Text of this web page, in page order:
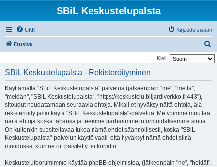
SBiL Keskustelupalsta
UKK Kirjaudu sisään
Etusivu
t
Kieli:
SBiL Keskustelupalsta - Rekisteröityminen
Käyttämällä "SBiL Keskustelupalsta" palvelua (jälkeenpäin "me", "meitä",
"meidän", "SBiL Keskustelupalsta", "https://keskustelu.biljardiverkko.fi:443"),
sitoudut noudattamaan seuraavia ehtoja. Mikäli et hyväksy näitä ehtoja, älä
rekisteröidy ja/tai käytä "SBiL Keskustelupalsta"-palvelua. Me voimme muuttaa
näitä ehtoja koska tahansa ja teemme parhaamme informoidaksemme sinua.
On kuitenkin suositeltavaa lukea nämä ehdot säännöllisesti, koska "SBiL
Keskustelupalsta"-palvelun käyttö vaatii että hyväksyt nämä ehdot siinä
muodossa, kuin ne on päivitetty tai korjattu.
Keskustelufoorumimme käyttää phpBB-ohjelmistoa, (jälkeenpäin "he", "heidät",